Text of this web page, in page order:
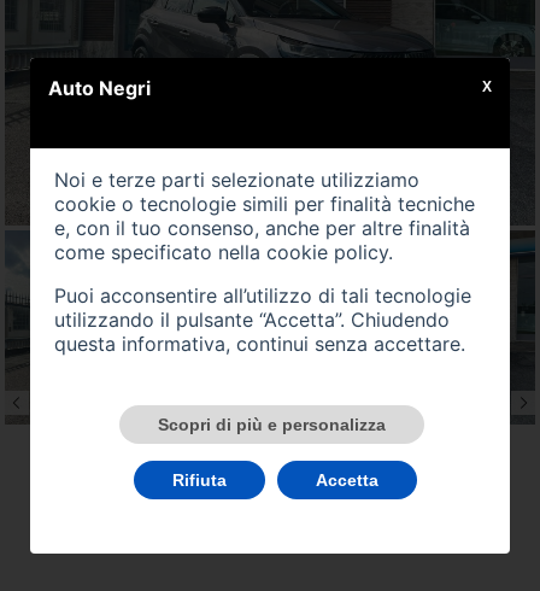
Auto Negri
Noi e terze parti selezionate utilizziamo
cookie o tecnologie simili per finalità tecniche
e, con il tuo consenso, anche per altre finalità
come specificato nella cookie policy.
Puoi acconsentire all’utilizzo di tali tecnologie
utilizzando il pulsante “Accetta”. Chiudendo
questa informativa, continui senza accettare.
Scopri di più e personalizza
Rifiuta Accetta
X